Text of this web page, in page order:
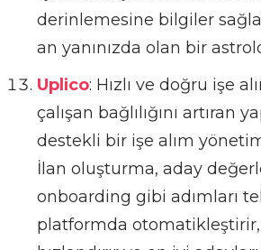
derinlemesine bilgiler
an yanınızda olan bir
Uplico: Hızlı ve doğru işe
çalışan bağlılığını artıran
destekli bir işe alım
İlan oluşturma, aday
onboarding gibi adımları
platformda otomatikleştirir,